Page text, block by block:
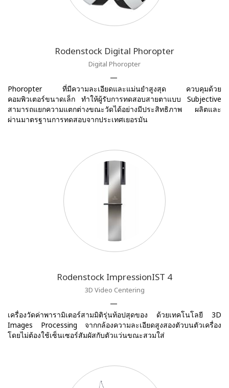
Rodenstock Digital Phoropter
Digital Phoropter
Phoropter ที่มีความละเอียดและแม่นยำสูงสุด ควบคุมด้วย
คอมพิวเตอร์ขนาดเล็ก ทำให้ผู้รับการทดสอบสายตาแบบ Subjective
สามารถแยกความแตกต่างขณะวัดได้อย่างมีประสิทธิภาพ ผลิตและ
ผ่านมาตรฐานการทดสอบจากประเทศเยอรมัน
Rodenstock ImpressionIST 4
3D Video Centering
เครื่องวัดค่าพารามิเตอร์สามมิติรุ่นท้อปสุดของ ด้วยเทคโนโลยี 3D
Images Processing จากกล้องความละเอียดสูงสองตัวบนตัวเครื่อง
โดยไม่ต้องใช้เซ็นเซอร์สัมผัสกับตัวแว่นขณะสวมใส่